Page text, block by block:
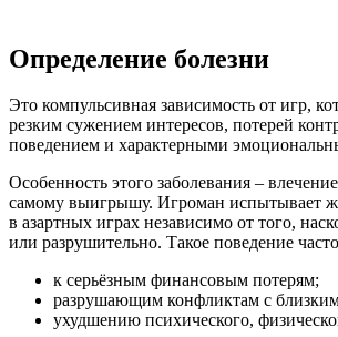
Определение болезни
Это компульсивная зависимость от игр,
резким сужением интересов, потерей
поведением и характерными
Особенность этого заболевания –
самому выигрышу. Игроман испытывает
в азартных играх независимо от того,
или разрушительно. Такое поведение
к серьёзным финансовым потерям;
разрушающим конфликтам с
ухудшению психического,